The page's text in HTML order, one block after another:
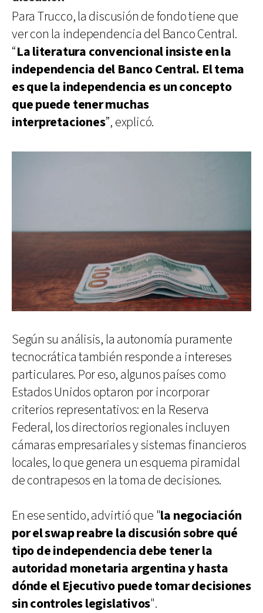
Para Trucco, la discusión de fondo tiene que
ver con la independencia del Banco Central.
“La literatura convencional insiste en la
independencia del Banco Central. El tema
es que la independencia es un concepto
que puede tener muchas
interpretaciones”, explicó.
Según su análisis, la autonomía puramente
tecnocrática también responde a intereses
particulares. Por eso, algunos países como
Estados Unidos optaron por incorporar
criterios representativos: en la Reserva
Federal, los directorios regionales incluyen
cámaras empresariales y sistemas financieros
locales, lo que genera un esquema piramidal
de contrapesos en la toma de decisiones.
En ese sentido, advirtió que "la negociación
por el swap reabre la discusión sobre qué
tipo de independencia debe tener la
autoridad monetaria argentina y hasta
dónde el Ejecutivo puede tomar decisiones
sin controles legislativos".